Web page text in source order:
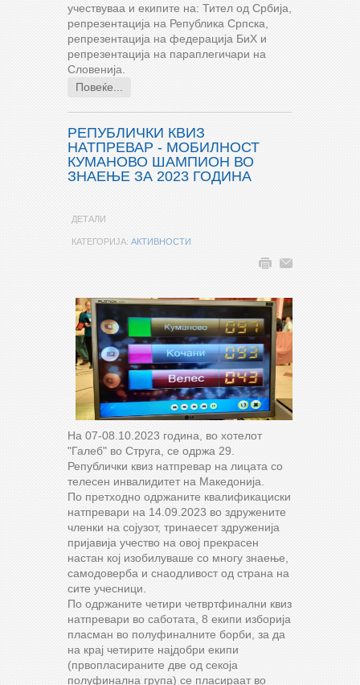
учествуваа и екипите на: Тител од Србија,
репрезентација на Република Српска,
репрезентација на федерација БиХ и
репрезентација на параплегичари на
Словенија.
Повеќе...
РЕПУБЛИЧКИ КВИЗ
НАТПРЕВАР - МОБИЛНОСТ
КУМАНОВО ШАМПИОН ВО
ЗНАЕЊЕ ЗА 2023 ГОДИНА
ДЕТАЛИ
КАТЕГОРИЈА: АКТИВНОСТИ
На 07-08.10.2023 година, во хотелот
"Галеб" во Струга, се одржа 29.
Републички квиз натпревар на лицата со
телесен инвалидитет на Македонија.
По претходно одржаните квалификациски
натпревари на 14.09.2023 во здружените
членки на сојузот, тринаесет здруженија
пријавија учество на овој прекрасен
настан кој изобилуваше со многу знаење,
самодоверба и снаодливост од страна на
сите учесници.
По одржаните четири четвртфинални квиз
натпревари во саботата, 8 екипи изборија
пласман во полуфиналните борби, за да
на крај четирите најдобри екипи
(првопласираните две од секоја
полуфинална група) се пласираат во